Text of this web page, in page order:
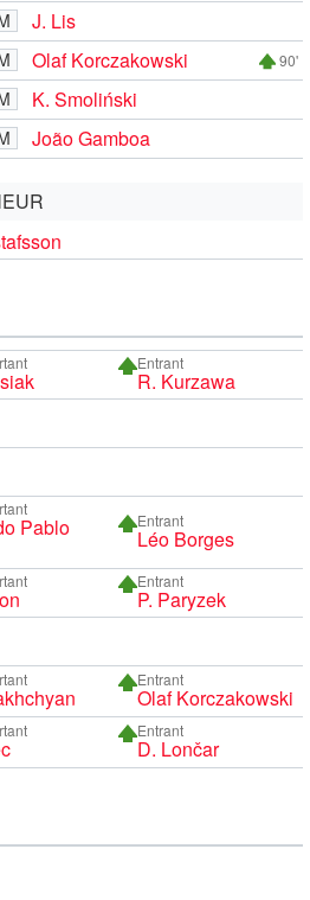
J. Lis
Olaf Korczakowski 90'
K. Smoliński
João Gamboa
Entrant
R. Kurzawa
Pablo
Entrant
Léo Borges
Entrant
P. Paryzek
Entrant
Olaf Korczakowski
Entrant
D. Lončar